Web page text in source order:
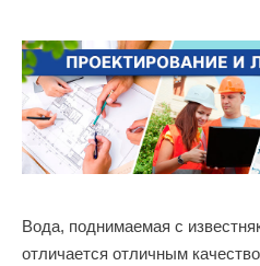
Вода, поднимаемая с
отличается отличным